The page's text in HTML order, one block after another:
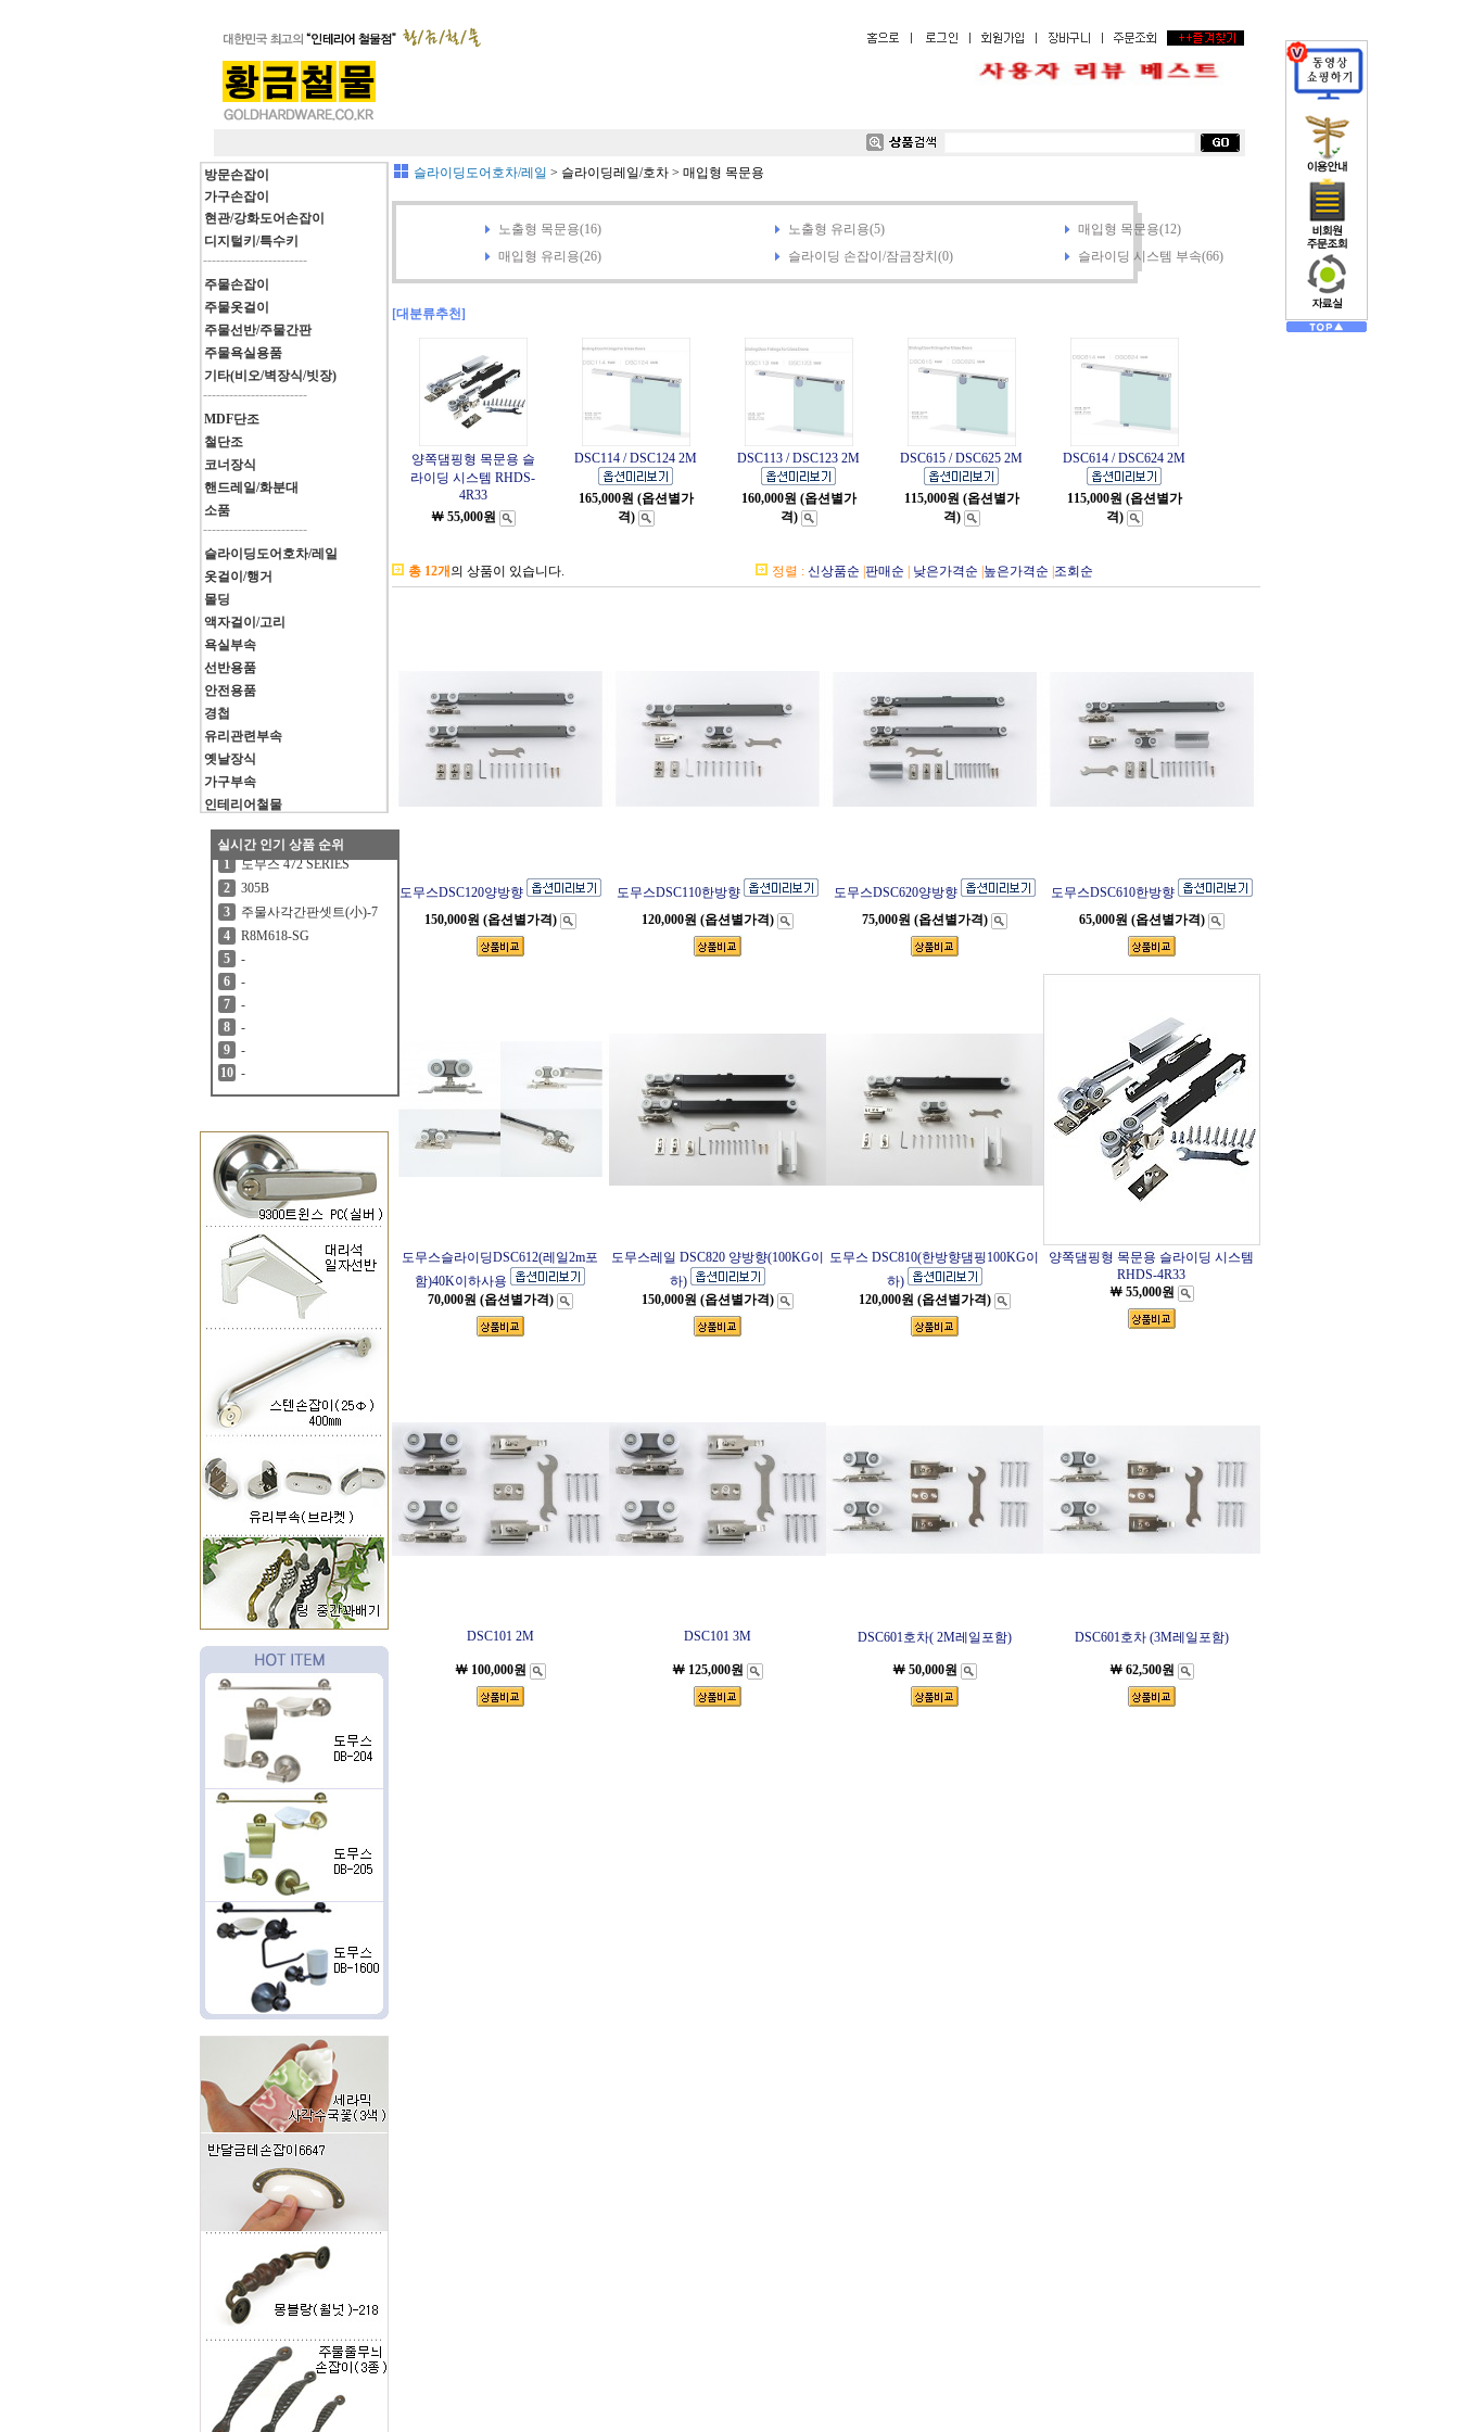
방문손잡이
가구손잡이
현관/강화도어손잡이
디지털키/특수키
------------------------
주물손잡이
주물옷걸이
주물선반/주물간판
주물욕실용품
기타(비오/벽장식/빗장)
------------------------
MDF단조
철단조
코너장식
핸드레일/화분대
소품
------------------------
슬라이딩도어호차/레일
옷걸이/행거
몰딩
액자걸이/고리
욕실부속
선반용품
안전용품
경첩
유리관련부속
옛날장식
가구부속
인테리어철물
실시간 인기 상품 순위
1
도무스 472 SERIES
2
305B
3
주물사각간판셋트(小)-7
4
R8M618-SG
5
-
6
-
7
-
8
-
9
-
10 -
슬라이딩도어호차/레일 > 슬라이딩레일/호차> 매입형 목문용
노출형 목문용(16) 노출형 유리용(5)
매입형 목문용(12)
매입형 유리용(26)
슬라이딩 손잡이/잠금장치(0) 슬라이딩 시스템 부속(66)
[대분류추천]
양쪽댐핑형 목문용 슬
라이딩 시스템 RHDS-
4R33
￦ 55,000원
DSC114 / DSC124 2M
165,000원 (옵션별가
격)
DSC113 / DSC123 2M
160,000원 (옵션별가
격)
DSC615 / DSC625 2M
115,000원 (옵션별가
격)
DSC614 / DSC624 2M
115,000원 (옵션별가
격)
총 12개 의 상품이 있습니다. 정렬 : 신상품순 판매순 낮은가격순 높은가격순 조회순
도무스DSC120양방향
150,000원 (옵션별가격)
도무스DSC110한방향
120,000원 (옵션별가격)
도무스DSC620양방향
75,000원 (옵션별가격)
도무스DSC610한방향
65,000원 (옵션별가격)
도무스슬라이딩DSC612(레일2m포
함)40K이하사용
70,000원 (옵션별가격)
도무스레일 DSC820 양방향(100KG이
하)
150,000원 (옵션별가격)
도무스 DSC810(한방향댐핑100KG이
하)
120,000원 (옵션별가격)
양쪽댐핑형 목문용 슬라이딩 시스템
RHDS-4R33
￦ 55,000원
DSC101 2M
￦ 100,000원
DSC101 3M
￦ 125,000원
DSC601호차( 2M레일포함)
￦ 50,000원
DSC601호차 (3M레일포함)
￦ 62,500원